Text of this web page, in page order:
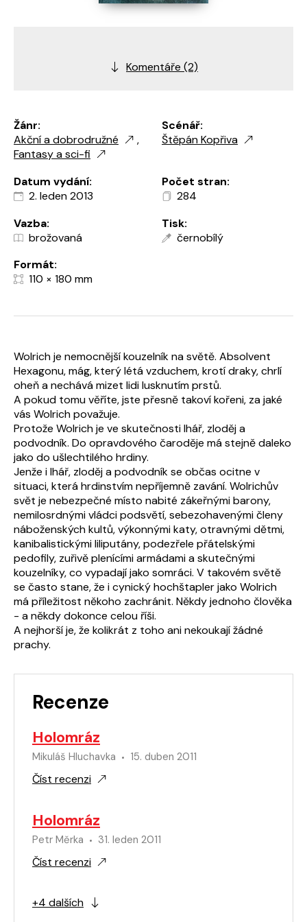
Žánr:
Akční a dobrodružné
,
Fantasy a sci-fi
Scénář:
Štěpán Kopřiva
Datum vydání:
2. leden 2013
Počet stran:
284
Vazba:
brožovaná
Tisk:
černobílý
Formát:
110 × 180 mm
Komentáře (2)
Wolrich je nemocnější kouzelník na světě. Absolvent
Hexagonu, mág, který létá vzduchem, krotí draky, chrlí
oheň a nechává mizet lidi lusknutím prstů.
A pokud tomu věříte, jste přesně takoví kořeni, za jaké
vás Wolrich považuje.
Protože Wolrich je ve skutečnosti lhář, zloděj a
podvodník. Do opravdového čaroděje má stejně daleko
jako do ušlechtilého hrdiny.
Jenže i lhář, zloděj a podvodník se občas ocitne v
situaci, která hrdinstvím nepříjemně zavání. Wolrichův
svět je nebezpečné místo nabité zákeřnými barony,
nemilosrdnými vládci podsvětí, sebezohavenými členy
náboženských kultů, výkonnými katy, otravnými dětmi,
kanibalistickými liliputány, podezřele přátelskými
pedofily, zuřivě plenícími armádami a skutečnými
kouzelníky, co vypadají jako somráci. V takovém světě
se často stane, že i cynický hochštapler jako Wolrich
má příležitost někoho zachránit. Někdy jednoho člověka
- a někdy dokonce celou říši.
A nejhorší je, že kolikrát z toho ani nekoukají žádné
prachy.
Recenze
Holomráz
Mikuláš Hluchavka 15. duben 2011
Číst recenzi
Holomráz
Petr Měrka 31. leden 2011
Číst recenzi
+4 dalších